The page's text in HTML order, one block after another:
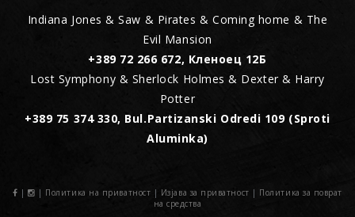
Indiana Jones & Saw & Pirates & Coming home & The
Evil Mansion
+389 72 266 672, Кленоец 12Б
Lost Symphony & Sherlock Holmes & Dexter & Harry
Potter
+389 75 374 330, Bul.Partizanski Odredi 109 (Sproti
Aluminka)
| | Политика на приватност | Изјава за приватност | Политика за поврат
на средства